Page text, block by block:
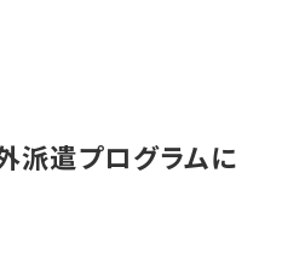
派遣プログラムに